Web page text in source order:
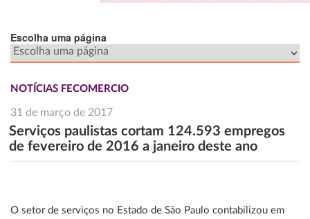
Escolha uma página
NOTÍCIAS FECOMERCIO
31 de março de 2017
Serviços paulistas cortam 124.593 empregos
de fevereiro de 2016 a janeiro deste ano
O setor de serviços no Estado de São Paulo contabilizou em